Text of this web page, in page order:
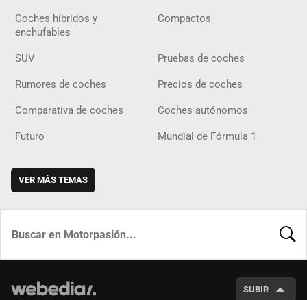
Coches híbridos y
enchufables
Compactos
SUV Pruebas de coches
Rumores de coches Precios de coches
Comparativa de coches Coches autónomos
Futuro Mundial de Fórmula 1
VER MÁS TEMAS
SUBIR